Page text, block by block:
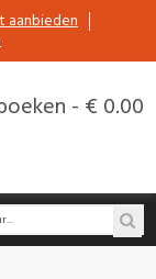
aanbieden
- € 0.00